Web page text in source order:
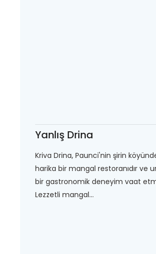
Yanlış Drina
Kriva Drina, Paunci'nin şirin
harika bir mangal restoranıdır ve
bir gastronomik deneyim vaat
Lezzetli mangal...